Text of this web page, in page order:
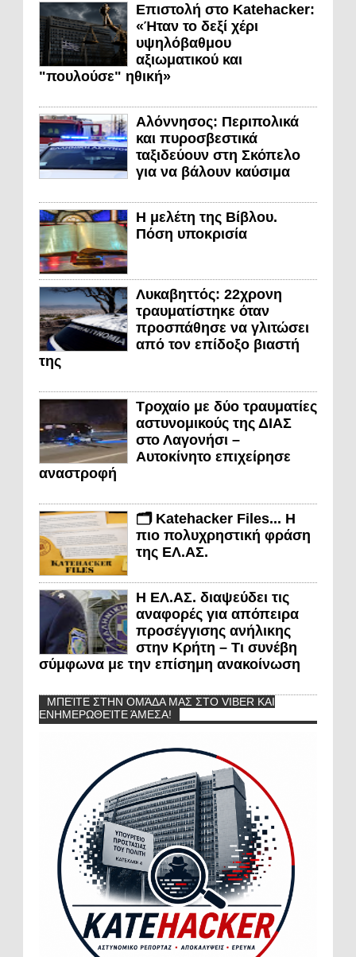
Επιστολή στο Katehacker:
«Ήταν το δεξί χέρι
υψηλόβαθμου
αξιωματικού και
"πουλούσε" ηθική»
Αλόννησος: Περιπολικά
και πυροσβεστικά
ταξιδεύουν στη Σκόπελο
για να βάλουν καύσιμα
Η μελέτη της Βίβλου.
Πόση υποκρισία
Λυκαβηττός: 22χρονη
τραυματίστηκε όταν
προσπάθησε να γλιτώσει
από τον επίδοξο βιαστή
της
Τροχαίο με δύο τραυματίες
αστυνομικούς της ΔΙΑΣ
στο Λαγονήσι –
Αυτοκίνητο επιχείρησε
αναστροφή
🗂️ Katehacker Files... Η
πιο πολυχρηστική φράση
της ΕΛ.ΑΣ.
Η ΕΛ.ΑΣ. διαψεύδει τις
αναφορές για απόπειρα
προσέγγισης ανήλικης
στην Κρήτη – Τι συνέβη
σύμφωνα με την επίσημη ανακοίνωση
ΜΠΕΊΤΕ ΣΤΗΝ ΟΜΆΔΑ ΜΑΣ ΣΤΟ VIBER ΚΑΙ
ΕΝΗΜΕΡΩΘΕΊΤΕ ΆΜΕΣΑ!